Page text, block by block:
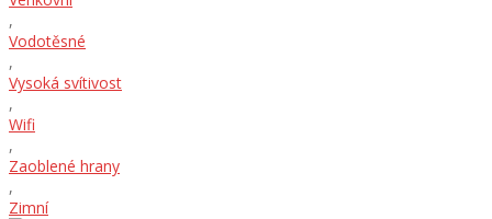
,
Vodotěsné
,
Vysoká svítivost
,
Wifi
,
Zaoblené hrany
,
Zimní